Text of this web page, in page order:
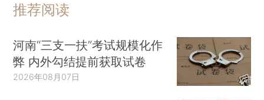
推荐阅读
河南“三支一扶”考试规模化作
弊 内外勾结提前获取试卷
2026年08月07日